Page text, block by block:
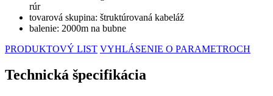
rúr
tovarová skupina: štruktúrovaná kabeláž
balenie: 2000m na bubne
PRODUKTOVÝ LIST VYHLÁSENIE O PARAMETROCH
Technická špecifikácia